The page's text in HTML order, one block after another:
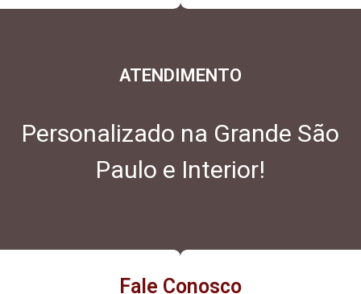
ATENDIMENTO
Personalizado na Grande São
Paulo e Interior!
Fale Conosco